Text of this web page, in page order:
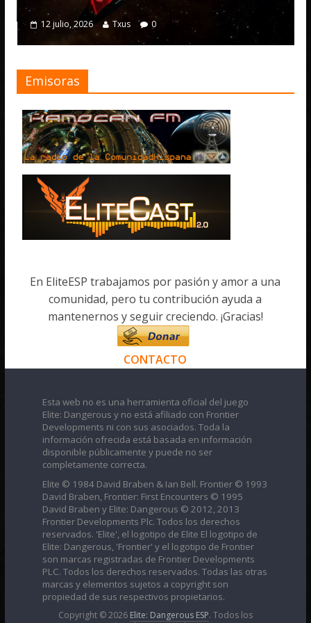
2026 Txus 0
Emisoras
En EliteESP trabajamos por pasión y amor a una
comunidad, pero tu contribución ayuda a
mantenernos y seguir creciendo. ¡Gracias!
CONTACTO
Esta web no es una herramienta oficial del juego
Elite: Dangerous y no está afiliado con Frontier
Developments ni con sus asociados. Toda la
información ofrecida está basada en información
disponible públicamente y puede no ser
completamente correcta.
Elite © 1984 David Braben & Ian Bell. Frontier © 1993
David Braben, Frontier: First Encounters © 1995
David Braben y Elite: Dangerous © 2012, 2013
Frontier Developments Plc. Todos los derechos
reservados. 'Elite', el logotipo de Elite El logotipo de
Elite: Dangerous, 'Frontier' y el logotipo de Frontier
son marcas registradas de Frontier Developments
PLC. Todos los derechos reservados. Todas las otras
marcas y elementos sujetos a copyright son
propiedad de sus respectivos propietarios.
Copyright © 2026 Elite: Dangerous ESP. Todos los